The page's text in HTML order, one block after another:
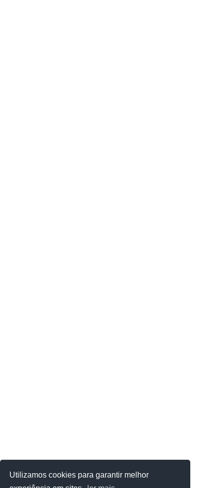
Utilizamos cookies para garantir melhor